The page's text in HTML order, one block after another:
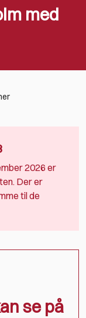
med
2026 er
Der er
til de
se på